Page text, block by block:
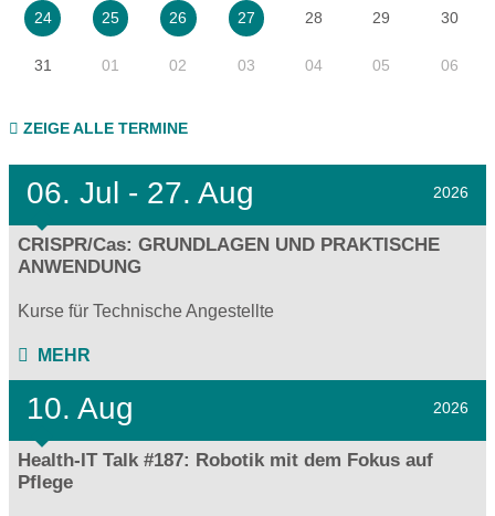
24 25 26 27 28 29 30
31 01 02 03 04 05 06
ZEIGE ALLE TERMINE
06. Jul - 27. Aug 2026
CRISPR/Cas: GRUNDLAGEN UND PRAKTISCHE
ANWENDUNG
Kurse für Technische Angestellte
MEHR
10. Aug 2026
Health-IT Talk #187: Robotik mit dem Fokus auf
Pflege